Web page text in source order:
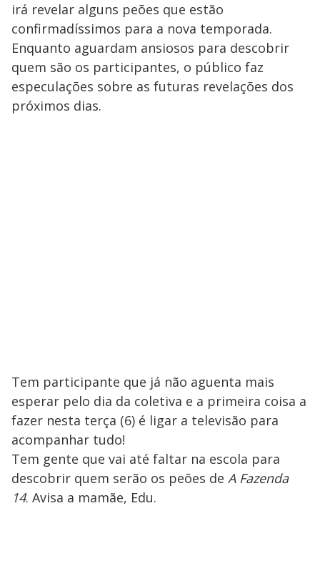
irá revelar alguns peões que estão
confirmadíssimos para a nova temporada.
Enquanto aguardam ansiosos para descobrir
quem são os participantes, o público faz
especulações sobre as futuras revelações dos
próximos dias.
Tem participante que já não aguenta mais
esperar pelo dia da coletiva e a primeira coisa a
fazer nesta terça (6) é ligar a televisão para
acompanhar tudo!
Tem gente que vai até faltar na escola para
descobrir quem serão os peões de A Fazenda
14. Avisa a mamãe, Edu.